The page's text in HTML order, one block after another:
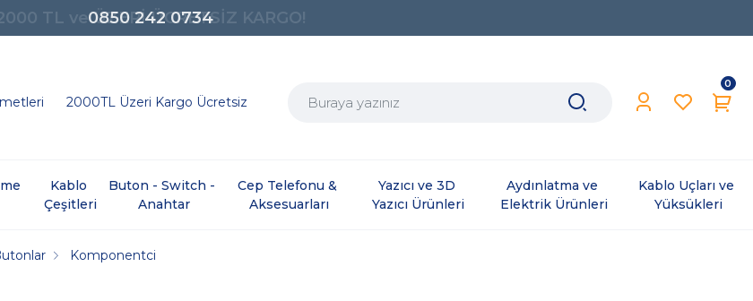
0850 242 0734
2000TL Üzeri Kargo Ücretsiz
0
Kablo
Çeşitleri
Buton - Switch -
Anahtar
Cep Telefonu &
Aksesuarları
Yazıcı ve 3D
Yazıcı Ürünleri
Aydınlatma ve
Elektrik Ürünleri
Kablo Uçları ve
Yüksükleri
Komponentci